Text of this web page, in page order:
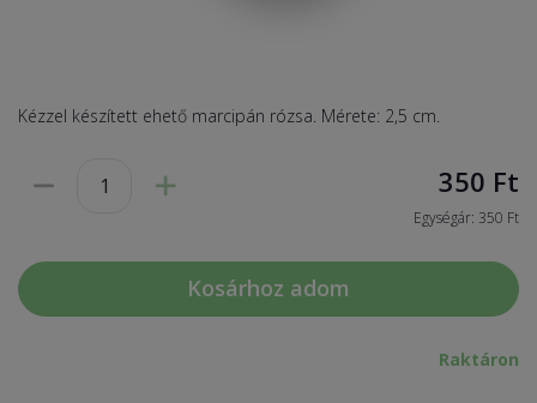
Kézzel készített ehető marcipán rózsa. Mérete: 2,5 cm.
350 Ft
Egységár: 350 Ft
Kosárhoz adom
Raktáron